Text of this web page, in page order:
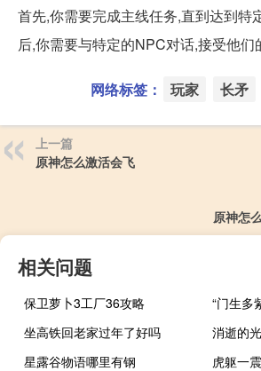
首先,你需要完成主线任务,直到达到特
后,你需要与特定的NPC对话,接受他们
网络标签： 玩家 长矛
上一篇
原神怎么激活会飞
原神怎
相关问题
保卫萝卜3工厂36攻略
“门生多
坐高铁回老家过年了好吗
消逝的
星露谷物语哪里有钢
虎躯一